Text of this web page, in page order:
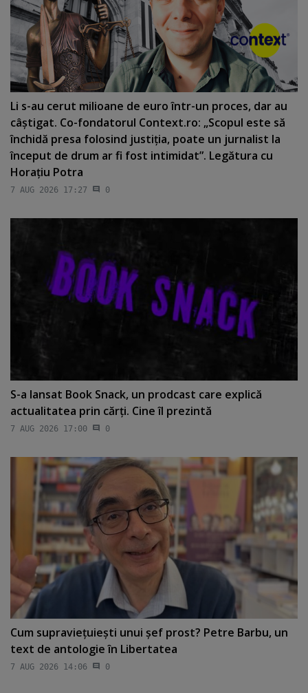
Li s-au cerut milioane de euro într-un proces, dar au
câştigat. Co-fondatorul Context.ro: „Scopul este să
închidă presa folosind justiţia, poate un jurnalist la
început de drum ar fi fost intimidat”. Legătura cu
Horaţiu Potra
7 AUG 2026 17:27 0
S-a lansat Book Snack, un prodcast care explică
actualitatea prin cărţi. Cine îl prezintă
7 AUG 2026 17:00 0
Cum supravieţuieşti unui şef prost? Petre Barbu, un
text de antologie în Libertatea
7 AUG 2026 14:06 0